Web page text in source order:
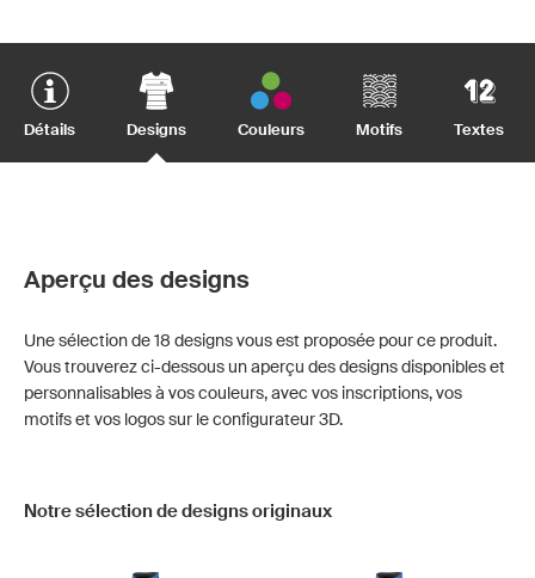
Détails Designs Couleurs Motifs Textes
Aperçu des designs
Une sélection de 18 designs vous est proposée pour ce produit.
Vous trouverez ci-dessous un aperçu des designs disponibles et
personnalisables à vos couleurs, avec vos inscriptions, vos
motifs et vos logos sur le configurateur 3D.
Notre sélection de designs originaux